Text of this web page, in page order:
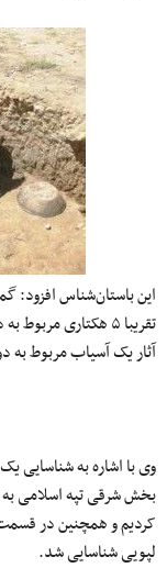
این باستان‌شناس افزود:
تقریبا ۵ هکتاری
آثار یک آسیاب مربوط به
وی با اشاره به
بخش شرقی تپه اسلامی‌
کردیم و همچنین در
لپویی شناسایی شد.